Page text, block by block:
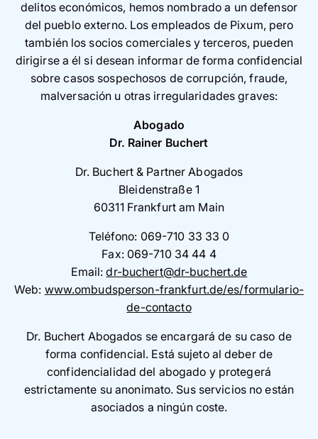
delitos económicos, hemos nombrado a un defensor
del pueblo externo. Los empleados de Pixum, pero
también los socios comerciales y terceros, pueden
dirigirse a él si desean informar de forma confidencial
sobre casos sospechosos de corrupción, fraude,
malversación u otras irregularidades graves:
Abogado
Dr. Rainer Buchert
Dr. Buchert & Partner Abogados
Bleidenstraße 1
60311 Frankfurt am Main
Teléfono: 069-710 33 33 0
Fax: 069-710 34 44 4
Email:dr-buchert@dr-buchert.de
Web: www.ombudsperson-frankfurt.de/es/formulario-
de-contacto
Dr. Buchert Abogados se encargará de su caso de
forma confidencial. Está sujeto al deber de
confidencialidad del abogado y protegerá
estrictamente su anonimato. Sus servicios no están
asociados a ningún coste.